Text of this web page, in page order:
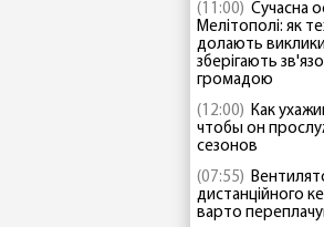
(11:00) Сучасна
Мелітополі: як
долають
зберігають
громадою
(12:00) Как
чтобы он
сезонов
(07:55)
дистанційного
варто